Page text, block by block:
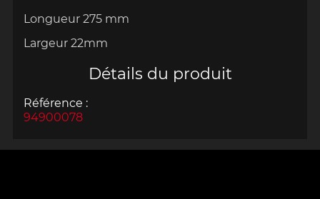
Longueur 275 mm
Largeur 22mm
Détails du produit
Référence :
94900078